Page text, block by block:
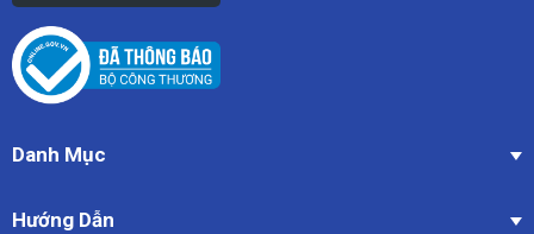
Danh Mục
Hướng Dẫn